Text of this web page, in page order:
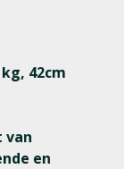
42cm
van
en